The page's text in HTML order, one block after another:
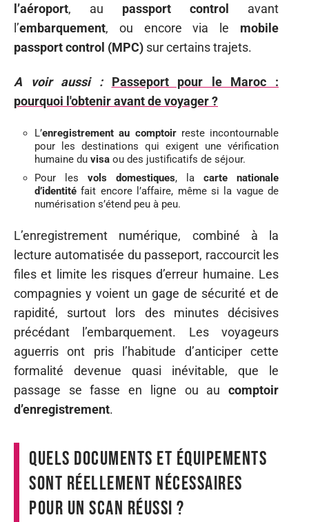
l’aéroport, au passport control avant
l’embarquement, ou encore via le mobile
passport control (MPC) sur certains trajets.
A voir aussi :
Passeport pour le Maroc :
pourquoi l'obtenir avant de voyager ?
L’enregistrement au comptoirreste incontournable
pour les destinations qui exigent une vérification
humaine du visa ou des justificatifs de séjour.
Pour les vols domestiques, la carte nationale
d’identité fait encore l’affaire, même si la vague de
numérisation s’étend peu à peu.
L’enregistrement numérique, combiné à la
lecture automatisée du passeport, raccourcit les
files et limite les risques d’erreur humaine. Les
compagnies y voient un gage de sécurité et de
rapidité, surtout lors des minutes décisives
précédant l’embarquement. Les voyageurs
aguerris ont pris l’habitude d’anticiper cette
formalité devenue quasi inévitable, que le
passage se fasse en ligne ou au comptoir
d’enregistrement.
Quels documents et équipements
sont réellement nécessaires
pour un scan réussi ?